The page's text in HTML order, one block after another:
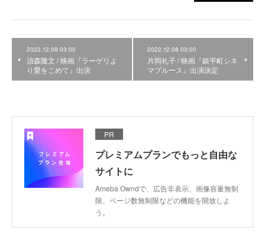
2022.12.09 03:00
須森隆文 / 映画『ラーゲリよ
り愛をこめて』出演
2022.12.08 03:00
片岡礼子 / 映画『銀平町シネ
マブルース』出演決定
PR
プレミアムプランでもっと自由な
サイトに
Ameba Owndで、広告非表示、画像容量無制
限、ページ数無制限などの機能を開放しよ
う。